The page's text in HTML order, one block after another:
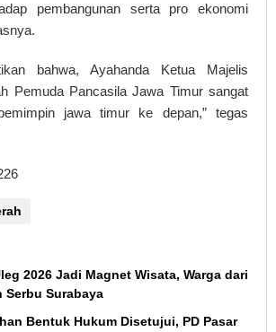
pembangunan serta pro ekonomi
bahwa, Ayahanda Ketua Majelis
Pemuda Pancasila Jawa Timur sangat
jawa timur ke depan,” tegas
2026 Jadi Magnet Wisata, Warga dari
Serbu Surabaya
Bentuk Hukum Disetujui, PD Pasar